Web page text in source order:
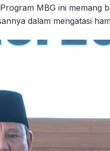
MBG ini memang
dalam mengatasi